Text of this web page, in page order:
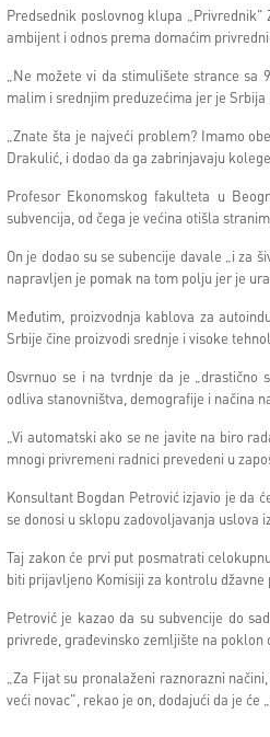
Predsednik poslovnog klupa
ambijent i odnos prema domaćim
„Ne možete vi da stimulišete strance
malim i srednjim preduzećima jer je
„Znate šta je najveći problem? Imamo
Drakulić, i dodao da ga zabrinjavaju
Profesor Ekonomskog fakulteta u
subvencija, od čega je većina otišla
On je dodao su se subencije davale „i za
napravljen je pomak na tom polju jer je
Međutim, proizvodnja kablova za
Srbije čine proizvodi srednje i visoke
Osvrnuo se i na tvrdnje da je „drastično
odliva stanovništva, demografije i načina
„Vi automatski ako se ne javite na biro
mnogi privremeni radnici prevedeni u
Konsultant Bogdan Petrović izjavio je da
se donosi u sklopu zadovoljavanja uslova
Taj zakon će prvi put posmatrati
biti prijavljeno Komisiji za kontrolu džavne
Petrović je kazao da su subvencije do
privrede, građevinsko zemljište na
„Za Fijat su pronalaženi raznorazni
veći novac", rekao je on, dodajući da je